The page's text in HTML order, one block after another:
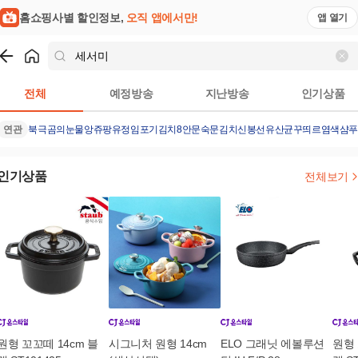
홈쇼핑사별 할인정보, 오직 앱에서만! 앱 열기
전체 예정방송 지난방송 인기상품
연관 북극곰의눈물앙쥬팡유정임포기김치8안문숙문김치신봉선유산균꾸띄르염색샴
기상품 전체보기
형 꼬꼬떼 14cm 블
시그니처 원형 14cm
ELO 그래닛 에볼루션
원형